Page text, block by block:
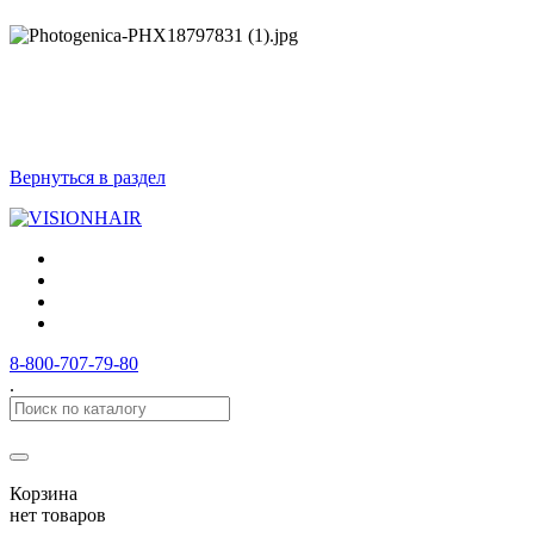
Вернуться в раздел
8-800-707-79-80
.
Корзина
нет товаров